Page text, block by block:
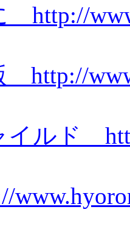
http://
http://
ルド